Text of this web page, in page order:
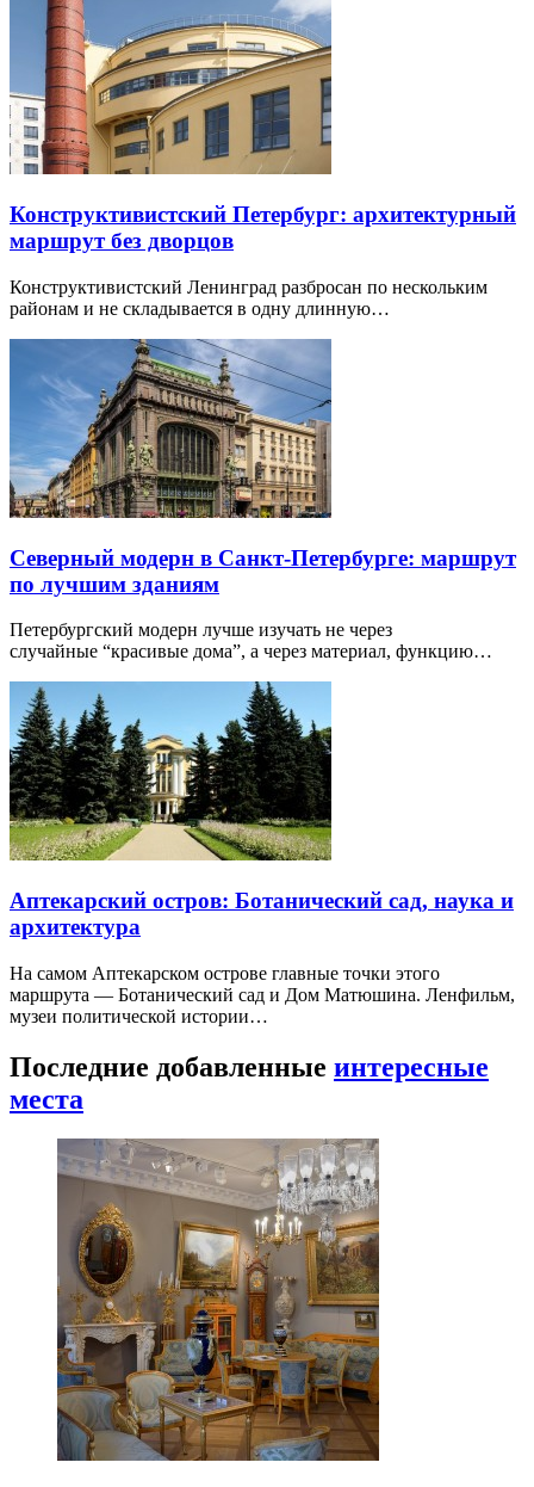
Конструктивистский Петербург: архитектурный
маршрут без дворцов
Конструктивистский Ленинград разбросан по нескольким
районам и не складывается в одну длинную…
Северный модерн в Санкт-Петербурге: маршрут
по лучшим зданиям
Петербургский модерн лучше изучать не через
случайные “красивые дома”, а через материал, функцию…
Аптекарский остров: Ботанический сад, наука и
архитектура
На самом Аптекарском острове главные точки этого
маршрута — Ботанический сад и Дом Матюшина. Ленфильм,
музеи политической истории…
Последние добавленные интересные
места